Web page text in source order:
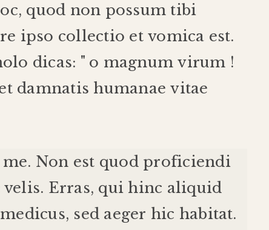
, quod non possum tibi
ipso collectio et vomica est.
dicas: " o magnum virum !
damnatis humanae vitae
me. Non est quod proficiendi
velis. Erras, qui hinc aliquid
medicus, sed aeger hic habitat.